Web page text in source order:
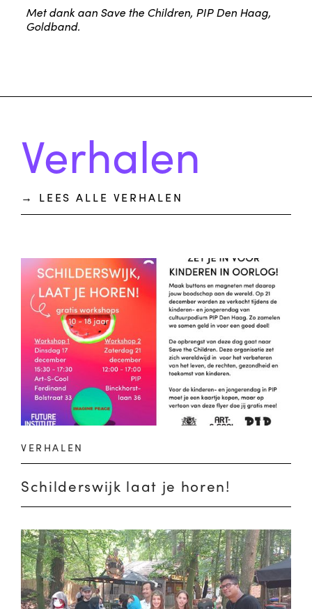
Met dank aan Save the Children, PIP Den Haag,
Goldband.
→ LEES ALLE VERHALEN
Verhalen
VERHALEN
Schilderswijk laat je horen!